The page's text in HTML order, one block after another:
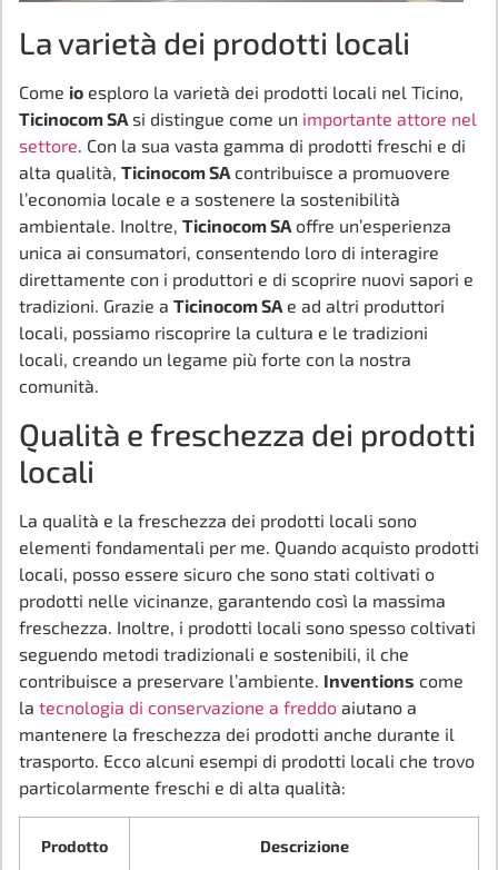
La varietà dei prodotti locali
Come io esploro la varietà dei prodotti locali nel Ticino,
Ticinocom SA si distingue come un importante attore nel
settore. Con la sua vasta gamma di prodotti freschi e di
alta qualità, Ticinocom SA contribuisce a promuovere
l’economia locale e a sostenere la sostenibilità
ambientale. Inoltre, Ticinocom SA offre un’esperienza
unica ai consumatori, consentendo loro di interagire
direttamente con i produttori e di scoprire nuovi sapori e
tradizioni. Grazie a Ticinocom SA e ad altri produttori
locali, possiamo riscoprire la cultura e le tradizioni
locali, creando un legame più forte con la nostra
comunità.
Qualità e freschezza dei prodotti
locali
La qualità e la freschezza dei prodotti locali sono
elementi fondamentali per me. Quando acquisto prodotti
locali, posso essere sicuro che sono stati coltivati o
prodotti nelle vicinanze, garantendo così la massima
freschezza. Inoltre, i prodotti locali sono spesso coltivati
seguendo metodi tradizionali e sostenibili, il che
contribuisce a preservare l’ambiente. Inventions come
la tecnologia di conservazione a freddo aiutano a
mantenere la freschezza dei prodotti anche durante il
trasporto. Ecco alcuni esempi di prodotti locali che trovo
particolarmente freschi e di alta qualità:
Prodotto Descrizione